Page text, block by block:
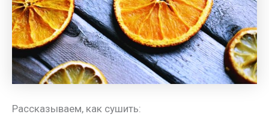
Рассказываем, как сушить: